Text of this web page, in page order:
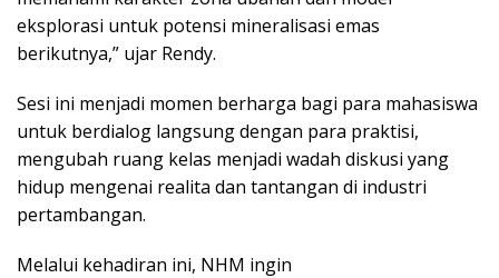
eksplorasi untuk potensi mineralisasi emas
berikutnya,” ujar Rendy.
Sesi ini menjadi momen berharga bagi para mahasiswa
untuk berdialog langsung dengan para praktisi,
mengubah ruang kelas menjadi wadah diskusi yang
hidup mengenai realita dan tantangan di industri
pertambangan.
Melalui kehadiran ini, NHM ingin